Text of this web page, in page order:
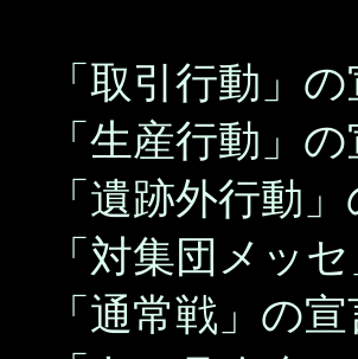
「取引行動」
「生産行動」
「遺跡外行動
「対集団メッ
「通常戦」の